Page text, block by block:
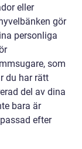
eller
gör
personliga
som
du har rätt
del av dina
bara är
efter